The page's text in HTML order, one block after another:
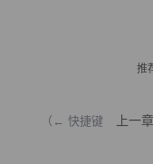
推
（← 快捷键 上一章